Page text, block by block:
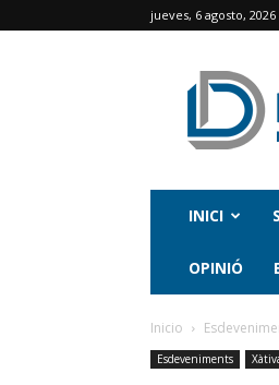
jueves, 6 agosto, 2026
INICI
OPINIÓ
Inicio
Esdeveniments